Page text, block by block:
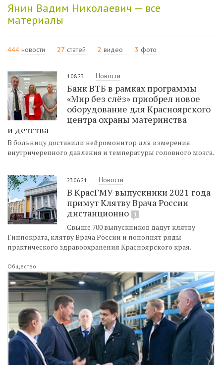
Янин Вадим Николаевич — все
материалы
444 новости 27 статей 2 видео 3 фото
1.08.23 Новости
Банк ВТБ в рамках программы
«Мир без слёз» приобрел новое
оборудование для Красноярского
центра охраны материнства
и детства
В больницу доставили нейромонитор для измерения
внутричерепного давления и температуры головного мозга.
23.06.21 Новости
В КрасГМУ выпускники 2021 года
примут Клятву Врача России
дистанционно
1
Свыше 700 выпускников дадут клятву
Гиппократа, клятву Врача России и пополнят ряды
практического здравоохранения Красноярского края.
Общество